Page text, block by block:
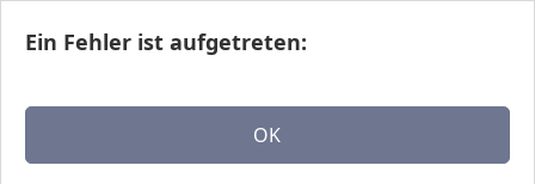
Navigation einblenden
Ein Fehler ist aufgetreten:
OK